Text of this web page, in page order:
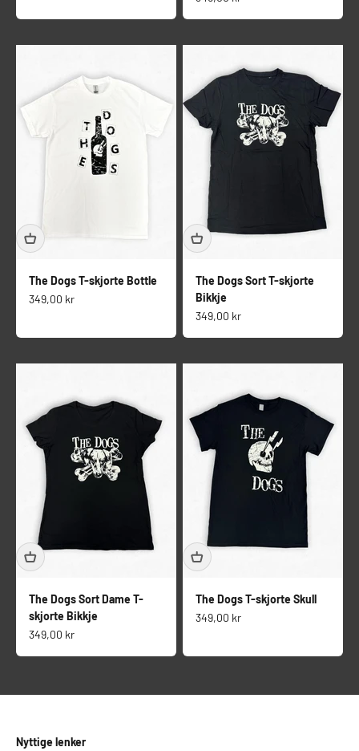
The Dogs T-skjorte Bottle
Salgspris
349,00 kr
The Dogs Sort T-skjorte
Bikkje
Salgspris
349,00 kr
The Dogs Sort Dame T-
skjorte Bikkje
Salgspris
349,00 kr
The Dogs T-skjorte Skull
Salgspris
349,00 kr
Nyttige lenker